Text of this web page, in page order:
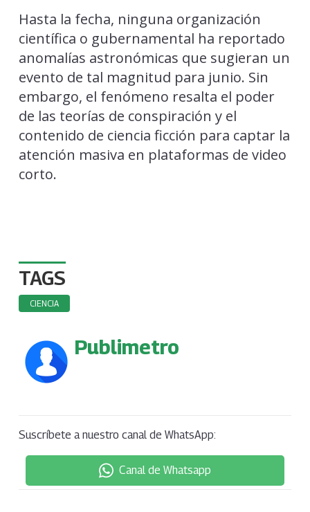
Hasta la fecha, ninguna organización
científica o gubernamental ha reportado
anomalías astronómicas que sugieran un
evento de tal magnitud para junio. Sin
embargo, el fenómeno resalta el poder
de las teorías de conspiración y el
contenido de ciencia ficción para captar la
atención masiva en plataformas de video
corto.
TAGS
CIENCIA
Publimetro
Suscríbete a nuestro canal de WhatsApp:
Canal de Whatsapp